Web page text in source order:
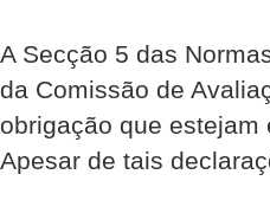
A Secção 5 das
da Comissão de
obrigação que
Apesar de tais